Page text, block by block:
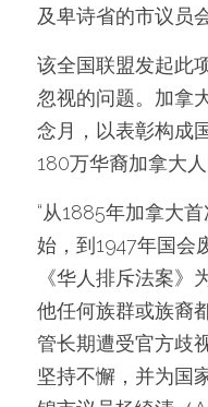
及卑诗省的市议员
该全国联盟发起此
忽视的问题。加拿
念月，以表彰构成
180万华裔加拿大
“从1885年加拿大
始，到1947年国会
《华人排斥法案》
他任何族群或族裔
管长期遭受官方歧
坚持不懈，并为国